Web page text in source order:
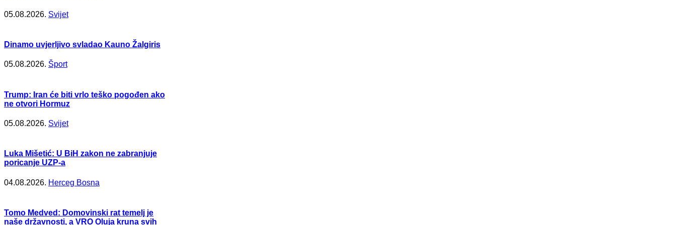
05.08.2026. Svijet
Dinamo uvjerljivo svladao Kauno Žalgiris
05.08.2026. Šport
Trump: Iran će biti vrlo teško pogođen ako
ne otvori Hormuz
05.08.2026. Svijet
Luka Mišetić: U BiH zakon ne zabranjuje
poricanje UZP-a
04.08.2026. Herceg Bosna
Tomo Medved: Domovinski rat temelj je
naše državnosti, a VRO Oluja kruna svih